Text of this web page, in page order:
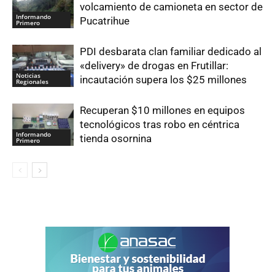
Informando
Primero
volcamiento de camioneta en sector de
Pucatrihue
Noticias
Regionales
PDI desbarata clan familiar dedicado al
«delivery» de drogas en Frutillar:
incautación supera los $25 millones
Informando
Primero
Recuperan $10 millones en equipos
tecnológicos tras robo en céntrica
tienda osornina